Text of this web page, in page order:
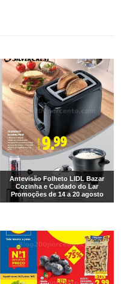
Antevisão Folheto LIDL Bazar
Cozinha e Cuidado do Lar
Promoções de 14 a 20 agosto